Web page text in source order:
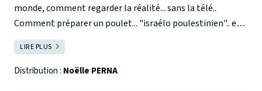
monde, comment regarder la réalité... sans la télé..
Comment préparer un poulet... "israélo poulestinien".. et
si vous voulez comprendre pourquoi Nice est le plus beau
pays du monde... Ne loupez pas mado ! Elle vient à Paris en
mission pour vous donner ses réponses... et même des
LIRE PLUS
Distribution : Noëlle PERNA